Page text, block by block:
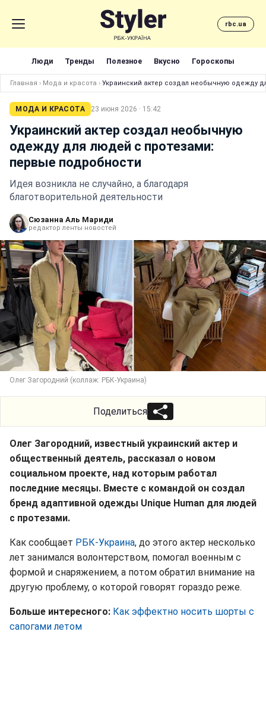
rbc.ua
Люди Тренды Полезное Вкусно Гороскопы
Главная › Мода и красота › Украинский актер создал необычную одежду
МОДА И КРАСОТА 23 июня 2026 · 15:42
Украинский актер создал необычную
одежду для людей с протезами:
первые подробности
Идея возникла не случайно, а благодаря
благотворительной деятельности
Сюзанна Аль Мариди
редактор ленты новостей
Олег Загородний (коллаж: РБК-Украина)
Поделиться
Олег Загородний, известный украинский актер и
общественный деятель, рассказал о новом
социальном проекте, над которым работал
последние месяцы. Вместе с командой он создал
бренд адаптивной одежды Unique Human для людей
с протезами.
Как сообщает РБК-Украина, до этого актер несколько
лет занимался волонтерством, помогал военным с
формой и снаряжением, а потом обратил внимание на
другую проблему, о которой говорят гораздо реже.
Больше интересного: Как эффектно носить шорты с
сапогами летом